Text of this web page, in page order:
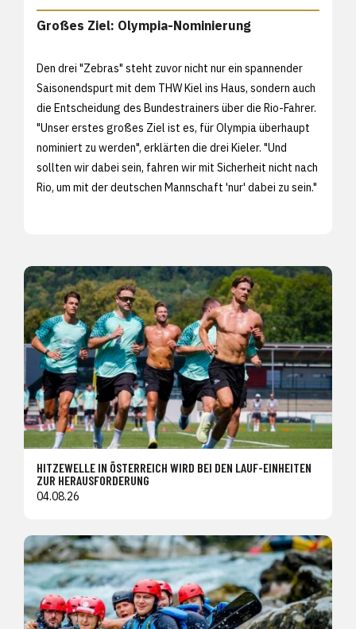
Großes Ziel: Olympia-Nominierung
Den drei "Zebras" steht zuvor nicht nur ein spannender
Saisonendspurt mit dem THW Kiel ins Haus, sondern auch
die Entscheidung des Bundestrainers über die Rio-Fahrer.
"Unser erstes großes Ziel ist es, für Olympia überhaupt
nominiert zu werden", erklärten die drei Kieler. "Und
sollten wir dabei sein, fahren wir mit Sicherheit nicht nach
Rio, um mit der deutschen Mannschaft 'nur' dabei zu sein."
HITZEWELLE IN ÖSTERREICH WIRD BEI DEN LAUF-EINHEITEN
ZUR HERAUSFORDERUNG
04.08.26